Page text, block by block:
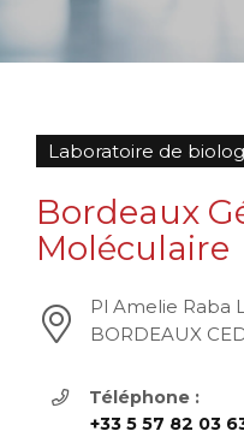
Laboratoire de
Bordeaux
Moléculaire
Pl Amelie Raba
BORDEAUX
Téléphone :
+33 5 57 82 03